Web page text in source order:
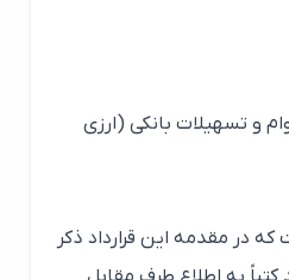
تسهیلات بانکی (ارزی
مقدمه این قرارداد ذکر